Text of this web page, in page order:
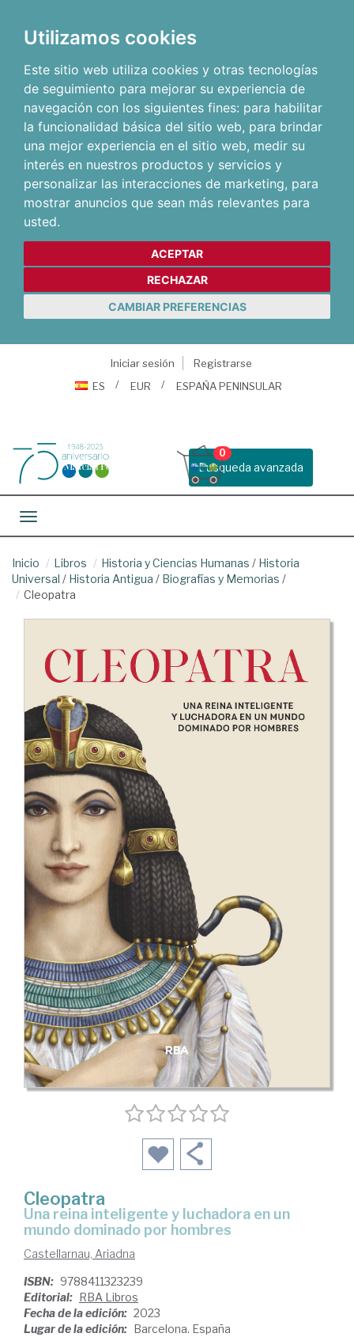
Utilizamos cookies
Este sitio web utiliza cookies y otras tecnologías
de seguimiento para mejorar su experiencia de
navegación con los siguientes fines: para habilitar
la funcionalidad básica del sitio web, para brindar
una mejor experiencia en el sitio web, medir su
interés en nuestros productos y servicios y
personalizar las interacciones de marketing, para
mostrar anuncios que sean más relevantes para
usted.
ACEPTAR
RECHAZAR
CAMBIAR PREFERENCIAS
Iniciar sesión
Registrarse
ES
EUR ESPAÑA PENINSULAR
Busqueda avanzada
0
Toggle navigation
Inicio Libros Historia y Ciencias Humanas / Historia
Universal / Historia Antigua / Biografías y Memorias /
Cleopatra
Cleopatra
una reina inteligente y luchadora en un
mundo dominado por hombres
Castellarnau, Ariadna
ISBN: 9788411323239
Editorial: RBA Libros
Fecha de la edición: 2023
Lugar de la edición: Barcelona. España